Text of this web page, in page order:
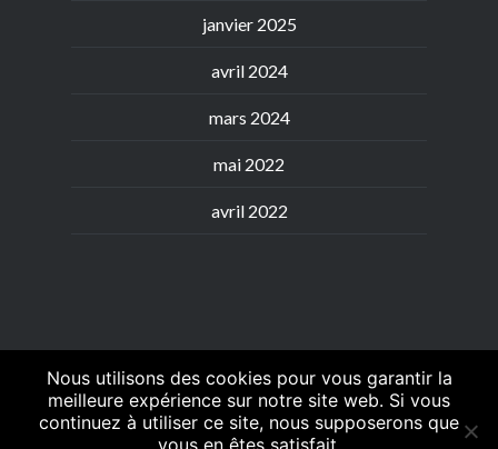
janvier 2025
avril 2024
mars 2024
mai 2022
avril 2022
Généralités
Petites
espèces
Moyennes
espèces
Grandes
espèces
Nous utilisons des cookies pour vous garantir la
meilleure expérience sur notre site web. Si vous
continuez à utiliser ce site, nous supposerons que
vous en êtes satisfait.